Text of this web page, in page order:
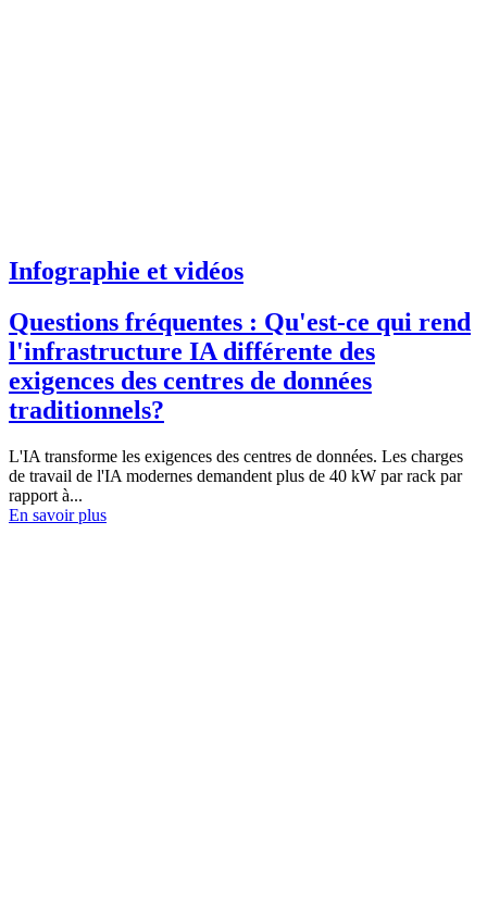
Infographie et vidéos
Questions fréquentes : Qu'est-ce qui rend
l'infrastructure IA différente des
exigences des centres de données
traditionnels?
L'IA transforme les exigences des centres de données. Les charges
de travail de l'IA modernes demandent plus de 40 kW par rack par
rapport à...
En savoir plus